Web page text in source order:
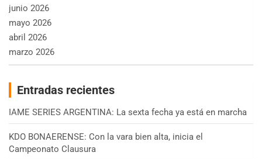
junio 2026
mayo 2026
abril 2026
marzo 2026
Entradas recientes
IAME SERIES ARGENTINA: La sexta fecha ya está en marcha
KDO BONAERENSE: Con la vara bien alta, inicia el
Campeonato Clausura